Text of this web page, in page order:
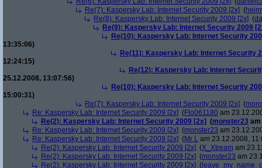
Re(7): Kaspersky Lab: Internet Security 2009 [2x] (
Re(8): Kaspersky Lab: Internet Security 2009 [2x] (
Re(9): Kaspersky Lab: Internet Security 2009
Re(10): Kaspersky Lab: Internet Security
13:35:06)
Re(11): Kaspersky Lab: Internet Security
12:24:15)
Re(12): Kaspersky Lab: Internet
25.12.2008, 13:07:56)
Re(10): Kaspersky Lab: Internet Security
15:00:31)
Re(7): Kaspersky Lab: Internet Security 2009 [2x] (
Re: Kaspersky Lab: Internet Security 2009 [2x] (Flo061180 am
Re(2): Kaspersky Lab: Internet Security 2009 [2x] (monster23 am
Re: Kaspersky Lab: Internet Security 2009 [2x] (monster23 am
Re: Kaspersky Lab: Internet Security 2009 [2x] (Mr L am 23.12.2008,
Re(2): Kaspersky Lab: Internet Security 2009 [2x] (X_Xtream am
Re(2): Kaspersky Lab: Internet Security 2009 [2x] (monster23 am
Re(2): Kaspersky Lab: Internet Security 2009 [2x] (